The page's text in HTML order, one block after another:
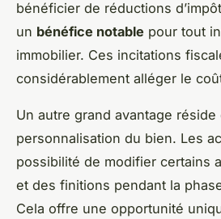
bénéficier de réductions
un bénéfice notable pour tout
immobilier. Ces incitations
considérablement alléger le
Un autre grand avantage réside
personnalisation du bien. Les
possibilité de modifier certains
et des finitions pendant la
Cela offre une opportunité